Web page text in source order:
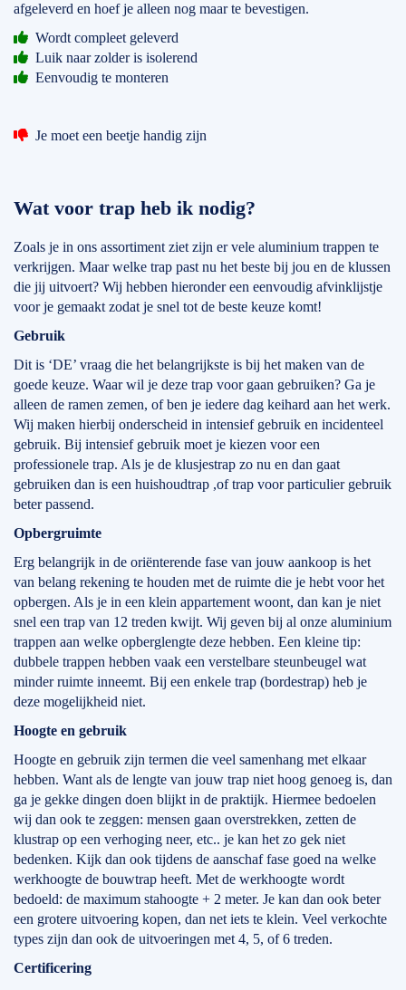
afgeleverd en hoef je alleen nog maar te bevestigen.
Wordt compleet geleverd
Luik naar zolder is isolerend
Eenvoudig te monteren
Je moet een beetje handig zijn
Wat voor trap heb ik nodig?
Zoals je in ons assortiment ziet zijn er vele aluminium trappen te
verkrijgen. Maar welke trap past nu het beste bij jou en de klussen
die jij uitvoert? Wij hebben hieronder een eenvoudig afvinklijstje
voor je gemaakt zodat je snel tot de beste keuze komt!
Gebruik
Dit is ‘DE’ vraag die het belangrijkste is bij het maken van de
goede keuze. Waar wil je deze trap voor gaan gebruiken? Ga je
alleen de ramen zemen, of ben je iedere dag keihard aan het werk.
Wij maken hierbij onderscheid in intensief gebruik en incidenteel
gebruik. Bij intensief gebruik moet je kiezen voor een
professionele trap. Als je de klusjestrap zo nu en dan gaat
gebruiken dan is een huishoudtrap ,of trap voor particulier gebruik
beter passend.
Opbergruimte
Erg belangrijk in de oriënterende fase van jouw aankoop is het
van belang rekening te houden met de ruimte die je hebt voor het
opbergen. Als je in een klein appartement woont, dan kan je niet
snel een trap van 12 treden kwijt. Wij geven bij al onze aluminium
trappen aan welke opberglengte deze hebben. Een kleine tip:
dubbele trappen hebben vaak een verstelbare steunbeugel wat
minder ruimte inneemt. Bij een enkele trap (bordestrap) heb je
deze mogelijkheid niet.
Hoogte en gebruik
Hoogte en gebruik zijn termen die veel samenhang met elkaar
hebben. Want als de lengte van jouw trap niet hoog genoeg is, dan
ga je gekke dingen doen blijkt in de praktijk. Hiermee bedoelen
wij dan ook te zeggen: mensen gaan overstrekken, zetten de
klustrap op een verhoging neer, etc.. je kan het zo gek niet
bedenken. Kijk dan ook tijdens de aanschaf fase goed na welke
werkhoogte de bouwtrap heeft. Met de werkhoogte wordt
bedoeld: de maximum stahoogte + 2 meter. Je kan dan ook beter
een grotere uitvoering kopen, dan net iets te klein. Veel verkochte
types zijn dan ook de uitvoeringen met 4, 5, of 6 treden.
Certificering